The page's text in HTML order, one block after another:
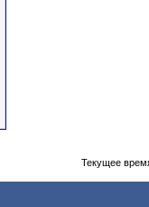
Текущее